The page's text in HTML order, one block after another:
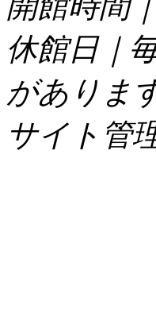
休館日｜
がありま
サイト管